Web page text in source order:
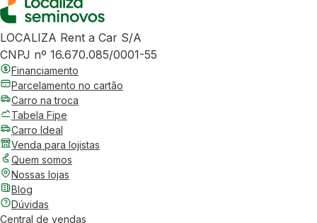
LOCALIZA Rent a Car S/A
CNPJ nº 16.670.085/0001-55
Financiamento
Parcelamento no cartão
Carro na troca
Tabela Fipe
Carro Ideal
Venda para lojistas
Quem somos
Nossas lojas
Blog
Dúvidas
Central de vendas